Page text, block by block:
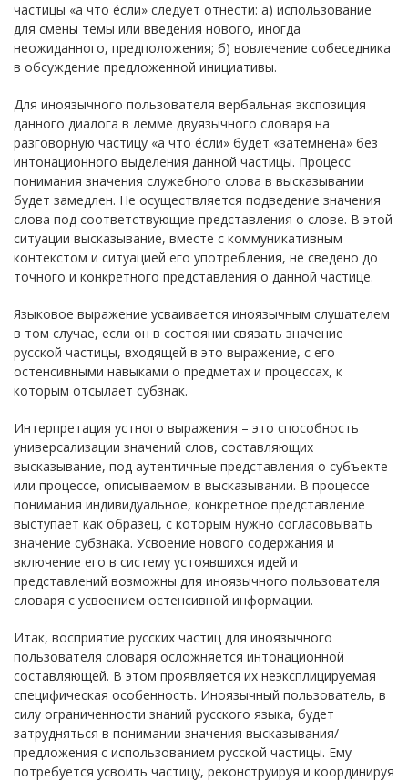
частицы «а что е́сли» следует отнести: а) использование
для смены темы или введения нового, иногда
неожиданного, предположения; б) вовлечение собеседника
в обсуждение предложенной инициативы.
Для иноязычного пользователя вербальная экспозиция
данного диалога в лемме двуязычного словаря на
разговорную частицу «а что е́сли» будет «затемнена» без
интонационного выделения данной частицы. Процесс
понимания значения служебного слова в высказывании
будет замедлен. Не осуществляется подведение значения
слова под соответствующие представления о слове. В этой
ситуации высказывание, вместе с коммуникативным
контекстом и ситуацией его употребления, не сведено до
точного и конкретного представления о данной частице.
Языковое выражение усваивается иноязычным слушателем
в том случае, если он в состоянии связать значение
русской частицы, входящей в это выражение, с его
остенсивными навыками о предметах и процессах, к
которым отсылает субзнак.
Интерпретация устного выражения – это способность
универсализации значений слов, составляющих
высказывание, под аутентичные представления о субъекте
или процессе, описываемом в высказывании. В процессе
понимания индивидуальное, конкретное представление
выступает как образец, с которым нужно согласовывать
значение субзнака. Усвоение нового содержания и
включение его в систему устоявшихся идей и
представлений возможны для иноязычного пользователя
словаря с усвоением остенсивной информации.
Итак, восприятие русских частиц для иноязычного
пользователя словаря осложняется интонационной
составляющей. В этом проявляется их неэксплицируемая
специфическая особенность. Иноязычный пользователь, в
силу ограниченности знаний русского языка, будет
затрудняться в понимании значения высказывания/
предложения с использованием русской частицы. Ему
потребуется усвоить частицу, реконструируя и координируя